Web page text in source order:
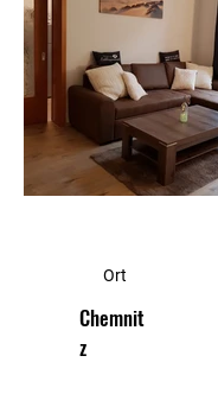
Ort
Chemnit
z